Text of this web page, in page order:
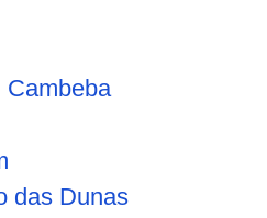
Cambeba
das Dunas